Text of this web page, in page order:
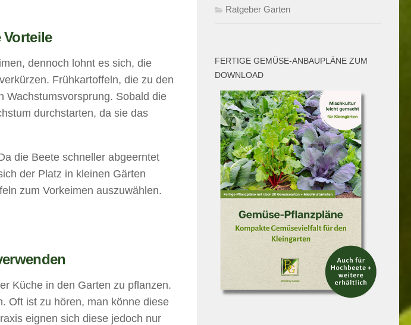
dennoch lohnt es sich, die
Frühkartoffeln, die zu den
Wachstumsvorsprung. Sobald die
durchstarten, da sie das
die Beete schneller abgeerntet
der Platz in kleinen Gärten
zum Vorkeimen auszuwählen.
Küche in den Garten zu pflanzen.
Oft ist zu hören, man könne diese
eignen sich diese jedoch nur
Ratgeber Garten
FERTIGE GEMÜSE-ANBAUPLÄNE ZUM
DOWNLOAD